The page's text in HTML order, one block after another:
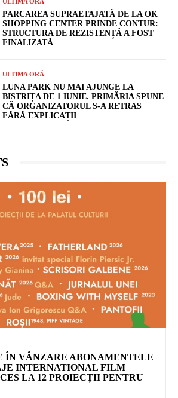
PARCAREA SUPRAETAJATĂ DE LA OK
SHOPPING CENTER PRINDE CONTUR:
STRUCTURA DE REZISTENȚĂ A FOST
FINALIZATĂ
ULTIMA ORĂ
LUNA PARK NU MAI AJUNGE LA
BISTRIȚA DE 1 IUNIE. PRIMĂRIA SPUNE
CĂ ORGANIZATORUL S-A RETRAS
FĂRĂ EXPLICAȚII
ÎN VÂNZARE ABONAMENTELE
INTERNATIONAL FILM
LA 12 PROIECȚII PENTRU